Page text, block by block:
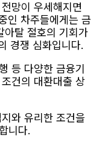
망이 우세해지면
인 차주들에게는 금
아탈 절호의 기회가
경쟁 심화입니다.
등 다양한 금융기
건의 대환대출 상
와 유리한 조건을
니다.